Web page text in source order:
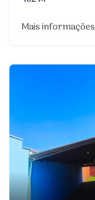
Mais informações